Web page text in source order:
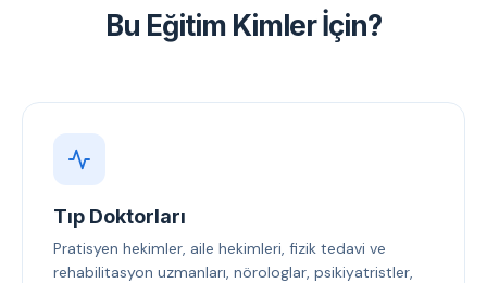
Bu Eğitim Kimler İçin?
Tıp Doktorları
Pratisyen hekimler, aile hekimleri, fizik tedavi ve
rehabilitasyon uzmanları, nörologlar, psikiyatristler,